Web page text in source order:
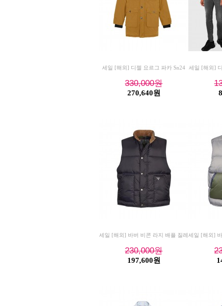
세일 [해외] 디젤 요르그 파카 Sn24
330,000원
270,640원
세일 [해외]
세일 [해외] 바버 비콘 라지 배플 질레
230,000원
197,600원
세일 [해외]